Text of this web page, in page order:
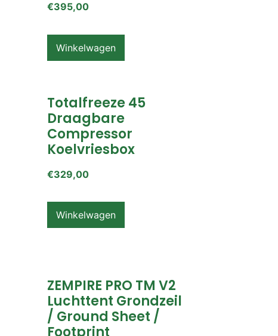
€395,00
Winkelwagen
Totalfreeze 45
Draagbare
Compressor
Koelvriesbox
€329,00
Winkelwagen
ZEMPIRE PRO TM V2
Luchttent Grondzeil
/ Ground Sheet /
Footprint